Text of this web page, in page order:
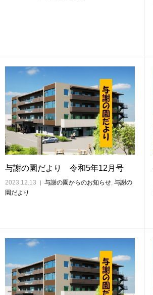
与謝の園だより 令和5年12月号
2023.12.13 与謝の園からのお知らせ, 与謝の
園だより